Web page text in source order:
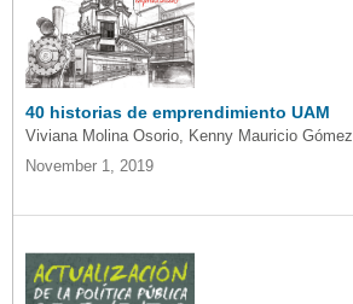
40 historias de emprendimiento UAM
Viviana Molina Osorio, Kenny Mauricio Gómez
November 1, 2019